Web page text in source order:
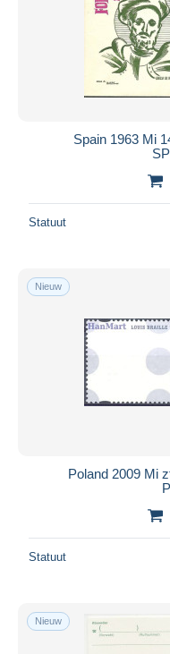
Spain 1963 Mi
Statuut
Nieuw
Poland 2009 Mi
Statuut
Nieuw